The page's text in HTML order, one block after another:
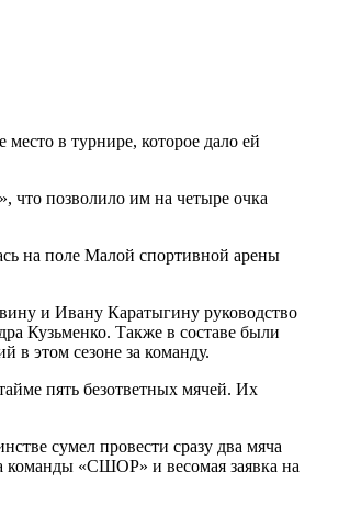
в турнире, которое дало ей
что позволило им на четыре очка
на поле Малой спортивной арены
и Ивану Каратыгину руководство
Кузьменко. Также в составе были
этом сезоне за команду.
пять безответных мячей. Их
сумел провести сразу два мяча
команды «СШОР» и весомая заявка на